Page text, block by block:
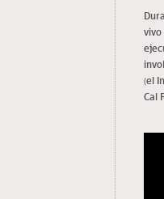
vivo
(el
Cal